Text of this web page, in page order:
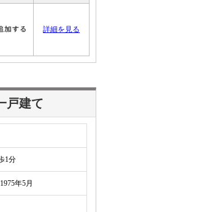
詳細を見る
戸建て
1分
1975年5月